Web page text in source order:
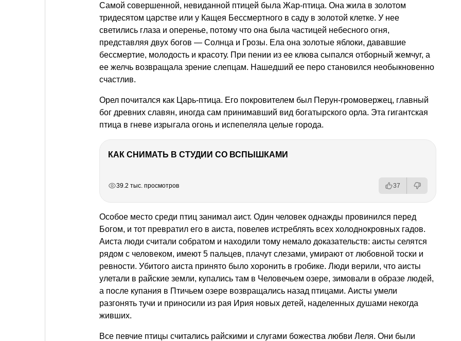
Самой совершенной, невиданной птицей была Жар-птица. Она жила в золотом
тридесятом царстве или у Кащея Бессмертного в саду в золотой клетке. У нее
светились глаза и оперенье, потому что она была частицей небесного огня,
представляя двух богов — Солнца и Грозы. Ела она золотые яблоки, дававшие
бессмертие, молодость и красоту. При пении из ее клюва сыпался отборный жемчуг, а
ее желчь возвращала зрение слепцам. Нашедший ее перо становился необыкновенно
счастлив.
Орел почитался как Царь-птица. Его покровителем был Перун-громовержец, главный
бог древних славян, иногда сам принимавший вид богатырского орла. Эта гигантская
птица в гневе изрыгала огонь и испепеляла целые города.
КАК СНИМАТЬ В СТУДИИ СО ВСПЫШКАМИ
39.2 тыс. просмотров 37
Особое место среди птиц занимал аист. Один человек однажды провинился перед
Богом, и тот превратил его в аиста, повелев истреблять всех холоднокровных гадов.
Аиста люди считали собратом и находили тому немало доказательств: аисты селятся
рядом с человеком, имеют 5 пальцев, плачут слезами, умирают от любовной тоски и
ревности. Убитого аиста принято было хоронить в гробике. Люди верили, что аисты
улетали в райские земли, купались там в Человечьем озере, зимовали в образе людей,
а после купания в Птичьем озере возвращались назад птицами. Аисты умели
разгонять тучи и приносили из рая Ирия новых детей, наделенных душами некогда
живших.
Все певчие птицы считались райскими и слугами божества любви Леля. Они были